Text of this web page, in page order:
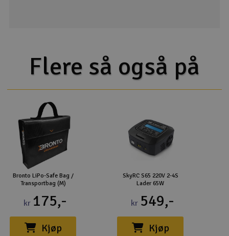
Flere så også på
Bronto LiPo-Safe Bag /
Transportbag (M)
kr 175,-
Kjøp
SkyRC S65 220V 2-4S
Lader 65W
kr 549,-
Kjøp